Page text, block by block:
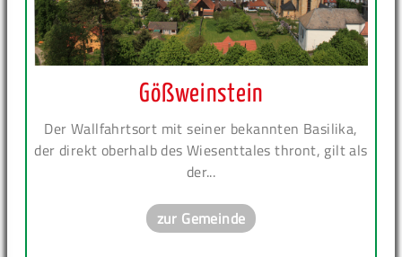
Gößweinstein
Der Wallfahrtsort mit seiner bekannten Basilika,
der direkt oberhalb des Wiesenttales thront, gilt als
der...
zur Gemeinde